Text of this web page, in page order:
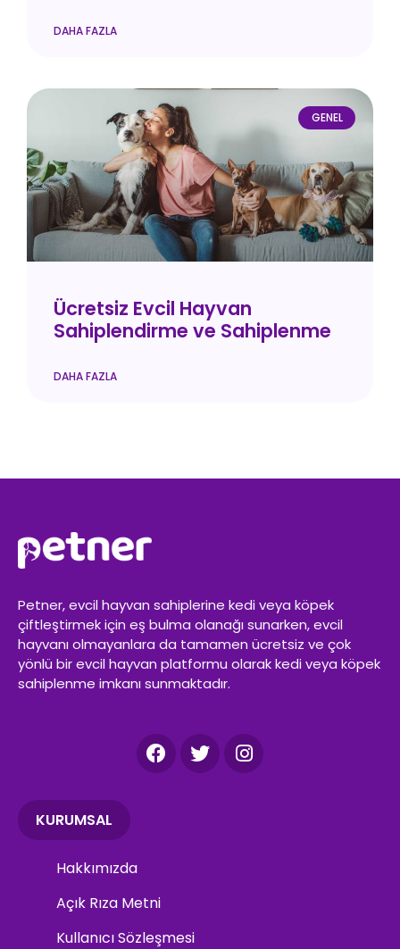
DAHA FAZLA
GENEL
Ücretsiz Evcil Hayvan
Sahiplendirme ve Sahiplenme
DAHA FAZLA
Petner, evcil hayvan sahiplerine kedi veya köpek
çiftleştirmek için eş bulma olanağı sunarken, evcil
hayvanı olmayanlara da tamamen ücretsiz ve çok
yönlü bir evcil hayvan platformu olarak kedi veya köpek
sahiplenme imkanı sunmaktadır.
KURUMSAL
Hakkımızda
Açık Rıza Metni
Kullanıcı Sözleşmesi